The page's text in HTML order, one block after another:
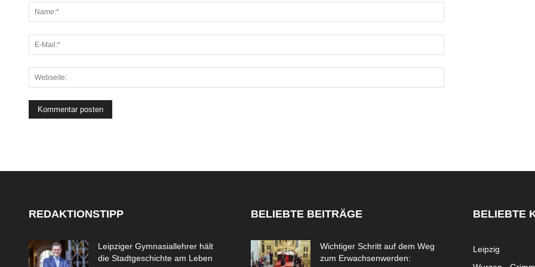
REDAKTIONSTIPP
Leipziger Gymnasiallehrer hält
die Stadtgeschichte am Leben
BELIEBTE BEITRÄGE
Wichtiger Schritt auf dem Weg
zum Erwachsenwerden:
BELIEBTE
Leipzig